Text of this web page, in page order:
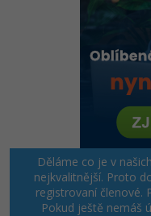
Děláme co je v
nejkvalitnější. Proto
registrovaní členové.
Pokud ještě nemáš